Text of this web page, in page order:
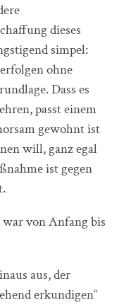
dieses
simpel:
ohne
Dass es
passt einem
gewohnt ist
will, ganz egal
ist gegen
von Anfang bis
aus, der
erkundigen“